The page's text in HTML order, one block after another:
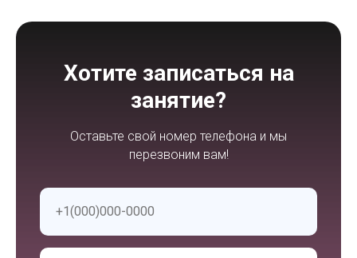
Хотите записаться на
занятие?
Оставьте свой номер телефона и мы
перезвоним вам!